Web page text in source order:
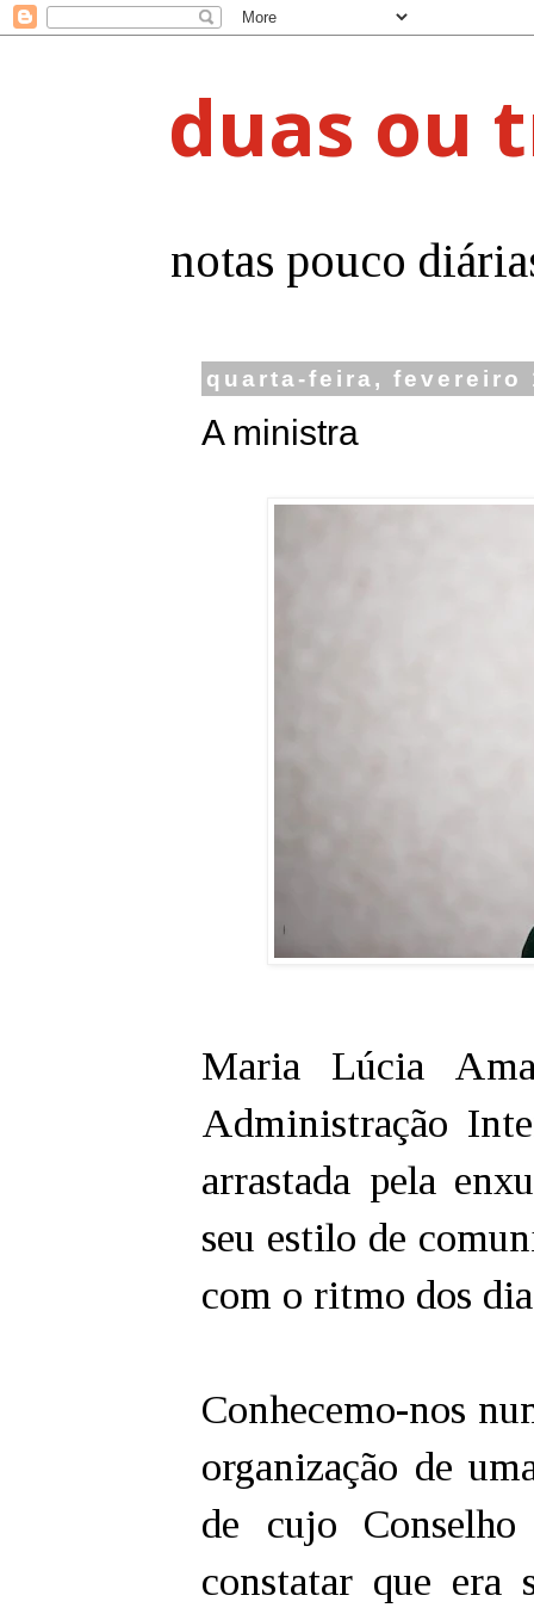
duas ou
notas pouco
quarta-feira, fevereiro
A ministra
Maria Lúcia
Administração
arrastada pela
seu estilo de
com o ritmo dos
Conhecemo-nos
organização de
de cujo
constatar que era